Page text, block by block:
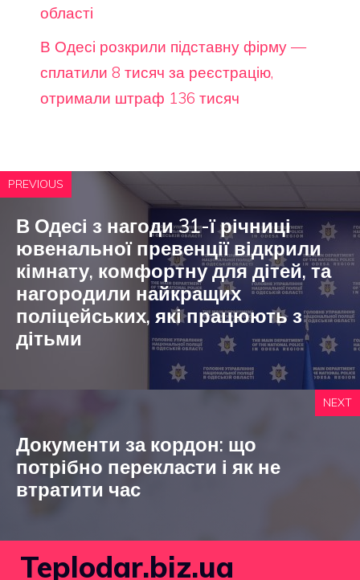
області
В Одесі розкрили підставну фірму —
сплатили 8 тисяч за реєстрацію,
отримали штраф 136 тисяч
PREVIOUS
В Одесі з нагоди 31-ї річниці
ювенальної превенції відкрили
кімнату, комфортну для дітей, та
нагородили найкращих
поліцейських, які працюють з
дітьми
NEXT
Документи за кордон: що
потрібно перекласти і як не
втратити час
Teplodar.biz.ua